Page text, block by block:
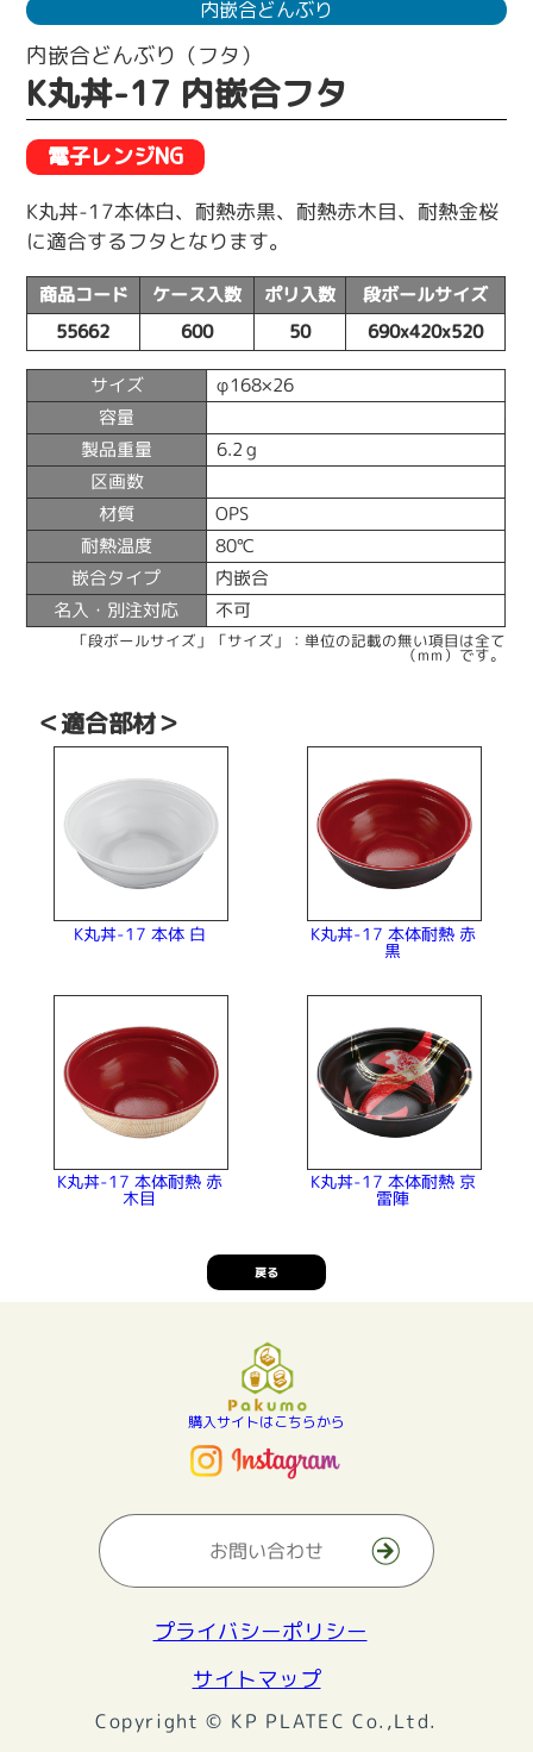
内嵌合どんぶり
内嵌合どんぶり（フタ）
K丸丼-17 内嵌合フタ
電子レンジNG
K丸丼-17本体白、耐熱赤黒、耐熱赤木目、耐熱金桜
に適合するフタとなります。
商品コード ケース入数 ポリ入数 段ボールサイズ
55662 600 50 690x420x520
サイズ φ168×26
容量
製品重量 6.2ｇ
区画数
材質 OPS
耐熱温度 80℃
嵌合タイプ 内嵌合
名入・別注対応 不可
「段ボールサイズ」「サイズ」：単位の記載の無い項目は全て
（mm）です。
＜適合部材＞
K丸丼-17 本体 白 K丸丼-17 本体耐熱 赤
黒
K丸丼-17 本体耐熱 赤
木目
K丸丼-17 本体耐熱 京
雷陣
戻る
購入サイトはこちらから
お問い合わせ
プライバシーポリシー
サイトマップ
Copyright © KP PLATEC Co.,Ltd.